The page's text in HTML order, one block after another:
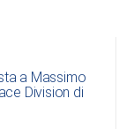
a Massimo
Division di